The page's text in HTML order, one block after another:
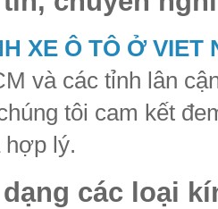
XE Ô TÔ Ở VIET
và các tỉnh lân
tôi cam kết
hợp lý.
dạng các loại